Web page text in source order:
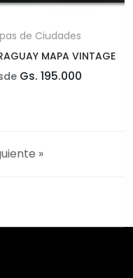
de Ciudades
MAPA VINTAGE
Gs. 195.000
»